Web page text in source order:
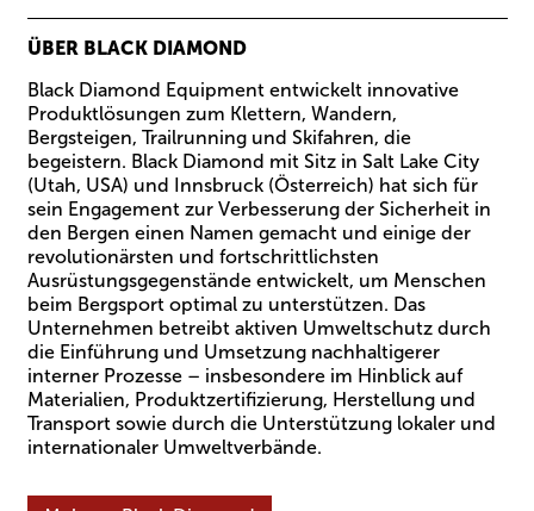
ÜBER BLACK DIAMOND
Black Diamond Equipment entwickelt innovative
Produktlösungen zum Klettern, Wandern,
Bergsteigen, Trailrunning und Skifahren, die
begeistern. Black Diamond mit Sitz in Salt Lake City
(Utah, USA) und Innsbruck (Österreich) hat sich für
sein Engagement zur Verbesserung der Sicherheit in
den Bergen einen Namen gemacht und einige der
revolutionärsten und fortschrittlichsten
Ausrüstungsgegenstände entwickelt, um Menschen
beim Bergsport optimal zu unterstützen. Das
Unternehmen betreibt aktiven Umweltschutz durch
die Einführung und Umsetzung nachhaltigerer
interner Prozesse – insbesondere im Hinblick auf
Materialien, Produktzertifizierung, Herstellung und
Transport sowie durch die Unterstützung lokaler und
internationaler Umweltverbände.